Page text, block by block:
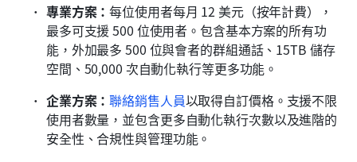
專業方案：每位使用者每月 12 美元（按年計費），
最多可支援 500 位使用者。包含基本方案的所有功
能，外加最多 500 位與會者的群組通話、15TB 儲存
空間、50,000 次自動化執行等更多功能。
企業方案：聯絡銷售人員以取得自訂價格。支援不限
使用者數量，並包含更多自動化執行次數以及進階的
安全性、合規性與管理功能。